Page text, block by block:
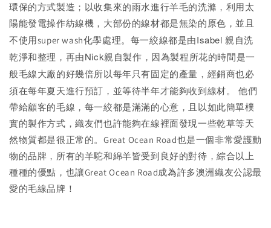
環保的方式製造；以收集來的雨水進行羊毛的洗滌，利用太
陽能發電操作紡線機，大部份的線材都是無染的原色，並且
不使用super wash化學處理。 每一絞線都是由Isabel 親自洗
乾淨和整理，再由Nick親自製作，因為製程所花的時間是一
般毛線大廠的好幾倍所以每年只有固定的產量，經銷商也必
須在每年夏天進行預訂，並等待半年才能夠收到線材。他們
帶給顧客的毛線，每一絞都是滿滿的心意，且以如此簡單樸
實的製作方式，織友們也許能夠在線裡面發現一些乾草等天
然物質都是很正常的。Great Ocean Road也是一個非常愛護動
物的品牌，所有的羊駝和綿羊皆受到良好的對待，綜合以上
種種的優點，也讓Great Ocean Road成為許多澳洲織友公認最
愛的毛線品牌！